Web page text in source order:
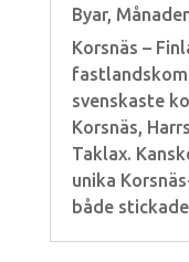
Byar,
Korsnäs –
svenskaste
Korsnäs,
Taklax.
unika
både